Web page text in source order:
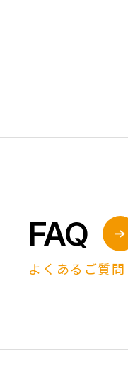
FAQ
よくあるご質問